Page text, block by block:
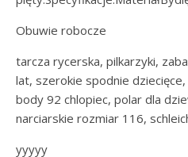
Obuwie robocze
tarcza rycerska, pilkarzyki,
lat, szerokie spodnie
body 92 chlopiec, polar dla
narciarskie rozmiar 116,
yyyyy